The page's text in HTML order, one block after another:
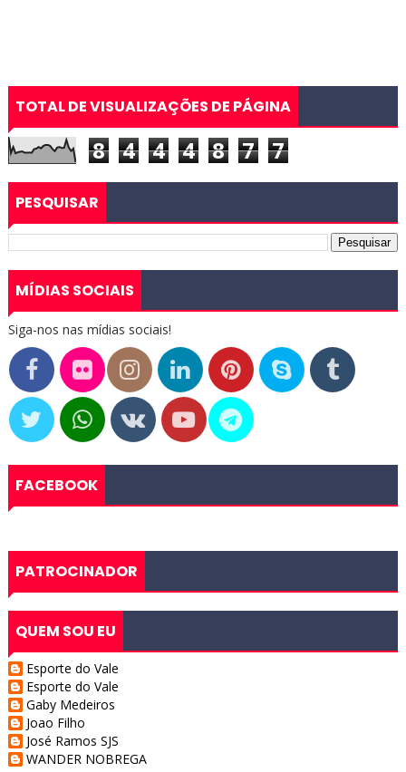
TOTAL DE VISUALIZAÇÕES DE PÁGINA
8 4 4 4 8 7 7
PESQUISAR
MÍDIAS SOCIAIS
Siga-nos nas mídias sociais!
FACEBOOK
PATROCINADOR
QUEM SOU EU
Esporte do Vale
Esporte do Vale
Gaby Medeiros
Joao Filho
José Ramos SJS
WANDER NOBREGA